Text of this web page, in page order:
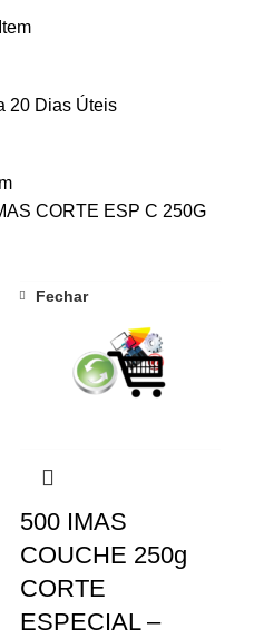
20 Dias Úteis
CORTE ESP C 250G
Fechar
500 IMAS
COUCHE 250g
CORTE
ESPECIAL –